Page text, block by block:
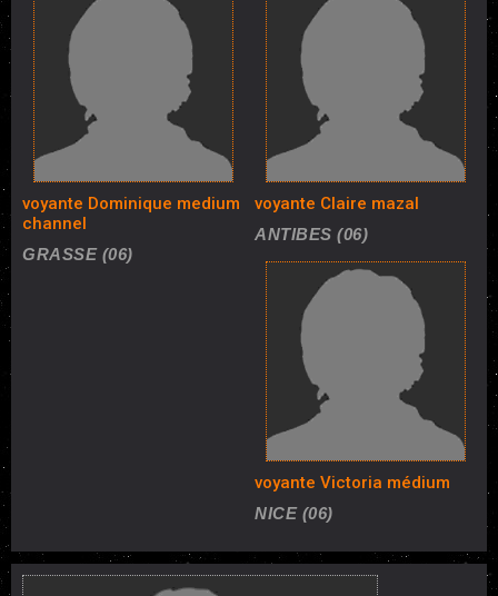
voyante Dominique medium
channel
GRASSE (06)
voyante Claire mazal
ANTIBES (06)
voyante Victoria médium
NICE (06)